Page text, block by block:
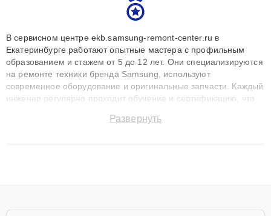
В сервисном центре ekb.samsung-remont-center.ru в
Екатеринбурге работают опытные мастера с профильным
образованием и стажем от 5 до 12 лет. Они специализируются
на ремонте техники бренда Samsung, используют
современное оборудование и оригинальные запчасти. Каждый
инженер регулярно проходит обучение и сертификацию, что
восстанавливать технику с сохранением гарантии до 3 лет.
Развернуть